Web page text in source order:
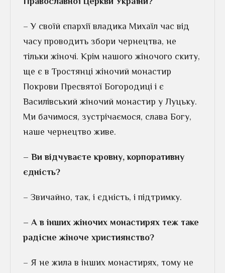
– У своїй єпархії владика Михаїл час від
часу проводить збори чернецтва, не
тільки жіночі. Крім нашого жіночого скиту,
ще є в Тростянці жіночий монастир
Покрови Пресвятої Богородиці і є
Василівський жіночий монастир у Луцьку.
Ми бачимося, зустрічаємося, слава Богу,
наше чернецтво живе.
– Ви відчуваєте кровну, корпоративну
єдність?
– Звичайно, так, і єдність, і підтримку.
– А в інших жіночих монастирях теж таке
радісне жіноче християнство?
– Я не жила в інших монастирях, тому не